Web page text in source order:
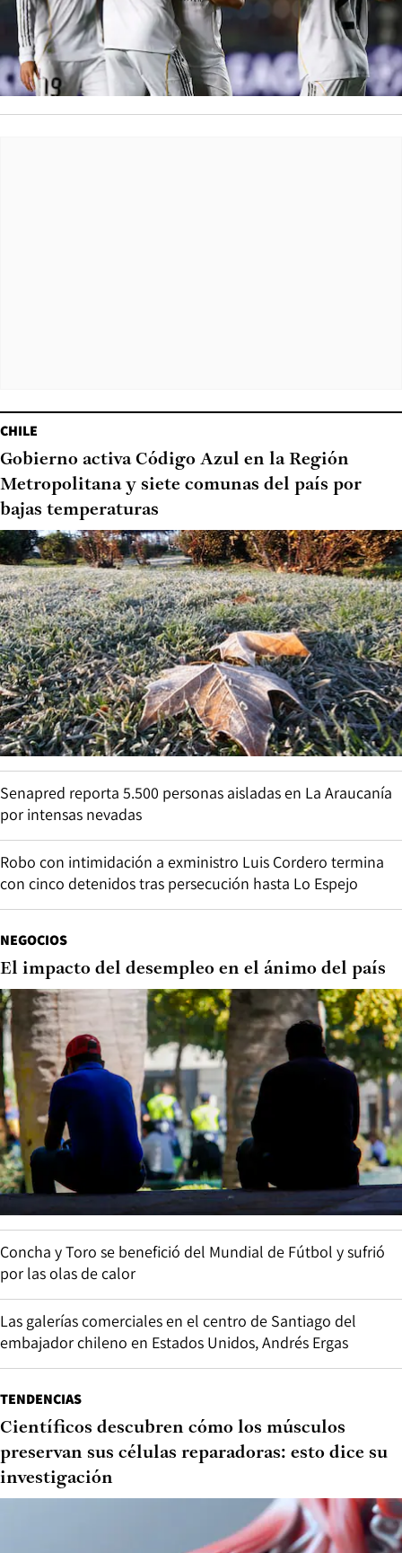
CHILE
Gobierno activa Código Azul en la Región
Metropolitana y siete comunas del país por
bajas temperaturas
Senapred reporta 5.500 personas aisladas en La Araucanía
por intensas nevadas
Robo con intimidación a exministro Luis Cordero termina
con cinco detenidos tras persecución hasta Lo Espejo
NEGOCIOS
El impacto del desempleo en el ánimo del país
Concha y Toro se benefició del Mundial de Fútbol y sufrió
por las olas de calor
Las galerías comerciales en el centro de Santiago del
embajador chileno en Estados Unidos, Andrés Ergas
TENDENCIAS
Científicos descubren cómo los músculos
preservan sus células reparadoras: esto dice su
investigación